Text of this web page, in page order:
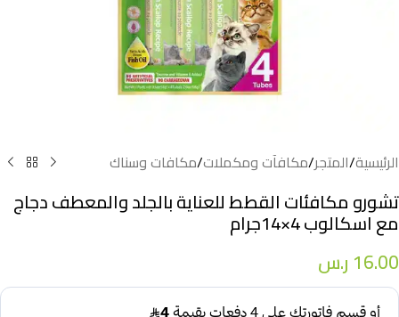
الرئيسية/المتجر/مكافآت ومكملات/مكافات وسناك
تشورو مكافئات القطط للعناية بالجلد والمعطف دجاج
مع اسكالوب 4×14جرام
16.00 ر.س